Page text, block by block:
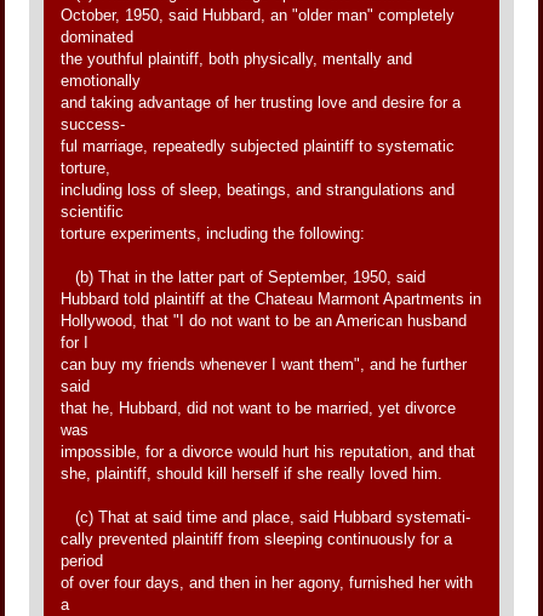
October, 1950, said Hubbard, an "older man" completely
dominated
the youthful plaintiff, both physically, mentally and
emotionally
and taking advantage of her trusting love and desire for a
success-
ful marriage, repeatedly subjected plaintiff to systematic
torture,
including loss of sleep, beatings, and strangulations and
scientific
torture experiments, including the following:
(b) That in the latter part of September, 1950, said
Hubbard told plaintiff at the Chateau Marmont Apartments in
Hollywood, that "I do not want to be an American husband
for I
can buy my friends whenever I want them", and he further
said
that he, Hubbard, did not want to be married, yet divorce
was
impossible, for a divorce would hurt his reputation, and that
she, plaintiff, should kill herself if she really loved him.
(c) That at said time and place, said Hubbard systemati-
cally prevented plaintiff from sleeping continuously for a
period
of over four days, and then in her agony, furnished her with
a